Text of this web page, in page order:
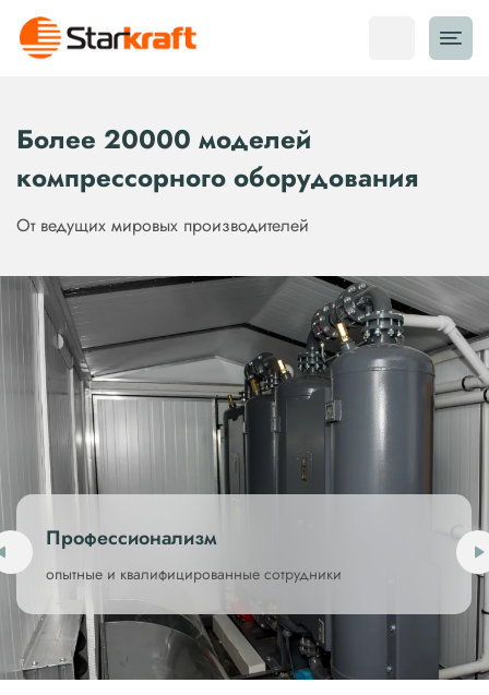
Более 20000 моделей
компрессорного оборудования
От ведущих мировых производителей
Профессионализм
опытные и квалифицированные сотрудники